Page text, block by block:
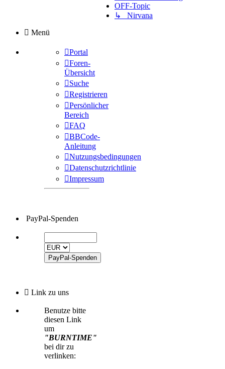
OFF-Topic
↳ Nirvana
Menü
Portal
Foren-
Übersicht
Suche
Registrieren
Persönlicher
Bereich
FAQ
BBCode-
Anleitung
Nutzungsbedingungen
Datenschutzrichtlinie
Impressum
PayPal-Spenden
Link zu uns
Benutze bitte
diesen Link
um
"BURNTIME"
bei dir zu
verlinken: